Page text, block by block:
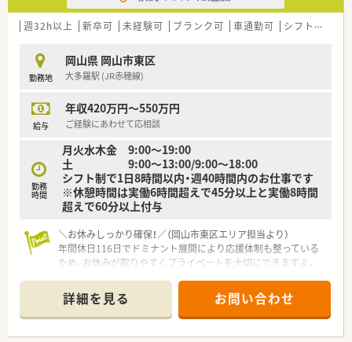
ケアマネージャーと連携したチーム医療を実践しています。
■社員同士の心理的な格差をなくすために名前を「さん付け」で
【職場環境と雰囲気】
■人間関係の良さが最大の魅力であり、前職で人間関係に悩んだ
■採用担当者様は非常に話しやすくラフなご相談も可能な方で
あり、風通しの良いオープンな社風が根付いています。
療の質を高めていこうとする前向きな雰囲気があります。
【こんな方が活躍中】
■地域の患者様とのコミュニケーションを大切にし、かかりつけ
薬剤師として親身に寄り添うスタッフが活躍しています。
越えて円滑なチームワークを築ける方がやりがいを感じていま
す。
■ドミナント展開の強みを活かし、近隣店舗のスタッフと協力し
ながら柔軟に業務へ対応できる方が重宝されています。
週32h以上 新卒可 未経験可 ブランク可 車通勤可 シフト制
勤務地
岡山県 岡山市東区
大多羅駅 (JR赤穂線)
給与
年収420万円～550万円
ご経験にあわせて応相談
勤務
時間
月火水木金 9:00～19:00
土 9:00～13:00/9:00～18:00
シフト制で1日8時間以内・週40時間内のお仕事です
※休憩時間は実働6時間超えで45分以上と実働8時間
超えで60分以上付与
＼お休みしっかり確保！／（岡山市東区エリア担当より）
年間休日116日でドミナント展開により応援体制も整っている
ため、お休みが取りやすくプライベートを大切にできますよ。
【店舗情報と応需状況について】
■大多羅駅から徒歩12分ほどの場所に位置しており、地域密着
型で運営している通いやすい立地の調剤薬局です。
■内科や循環器科および耳鼻科アレルギー科などをメインに応
詳細を見る お問い合わせ